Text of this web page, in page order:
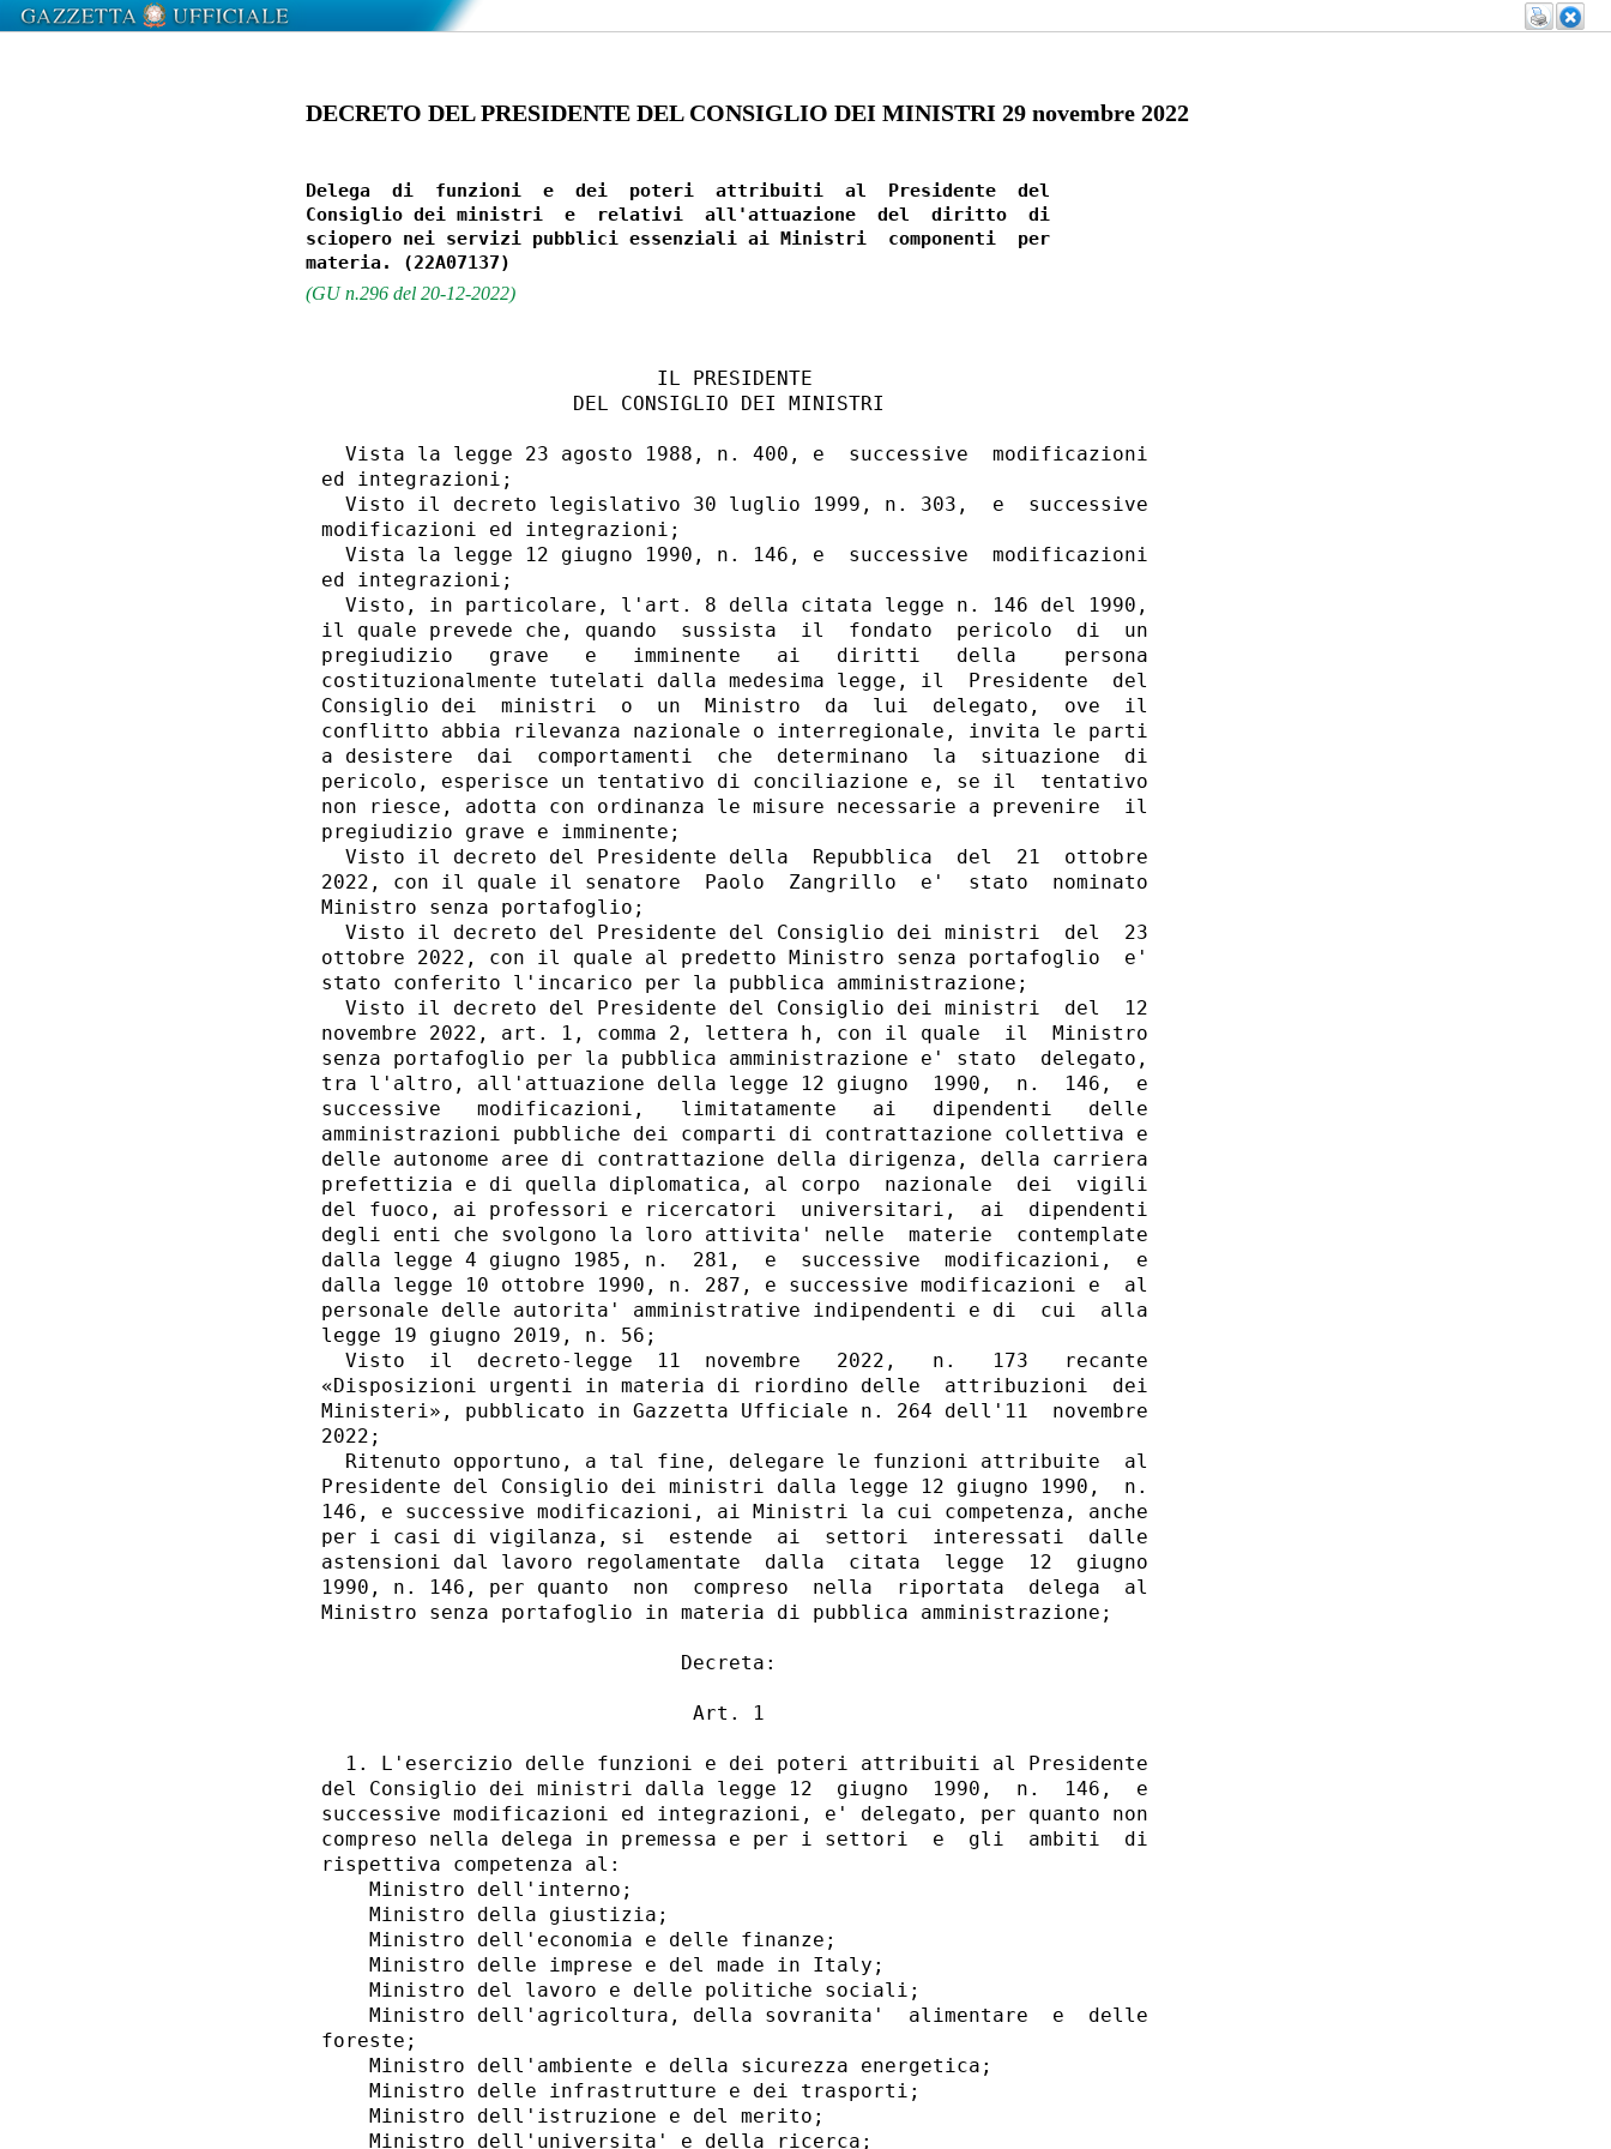
DECRETO DEL PRESIDENTE DEL CONSIGLIO DEI MINISTRI 29 novembre 2022
Delega  di  funzioni  e  dei  poteri  attribuiti  al  Presidente  del
Consiglio dei ministri  e  relativi  all'attuazione  del  diritto  di
sciopero nei servizi pubblici essenziali ai Ministri  componenti  per
(GU n.296 del 20-12-2022)
                            IL PRESIDENTE
                     DEL CONSIGLIO DEI MINISTRI
  Vista la legge 23 agosto 1988, n. 400, e  successive  modificazioni
ed integrazioni;
  Visto il decreto legislativo 30 luglio 1999, n. 303,  e  successive
modificazioni ed integrazioni;
  Vista la legge 12 giugno 1990, n. 146, e  successive  modificazioni
ed integrazioni;
  Visto, in particolare, l'art. 8 della citata legge n. 146 del 1990,
il quale prevede che, quando  sussista  il  fondato  pericolo  di  un
pregiudizio   grave   e   imminente   ai   diritti   della    persona
costituzionalmente tutelati dalla medesima legge, il  Presidente  del
Consiglio dei  ministri  o  un  Ministro  da  lui  delegato,  ove  il
conflitto abbia rilevanza nazionale o interregionale, invita le parti
a desistere  dai  comportamenti  che  determinano  la  situazione  di
pericolo, esperisce un tentativo di conciliazione e, se il  tentativo
non riesce, adotta con ordinanza le misure necessarie a prevenire  il
pregiudizio grave e imminente;
  Visto il decreto del Presidente della  Repubblica  del  21  ottobre
2022, con il quale il senatore  Paolo  Zangrillo  e'  stato  nominato
Ministro senza portafoglio;
  Visto il decreto del Presidente del Consiglio dei ministri  del  23
ottobre 2022, con il quale al predetto Ministro senza portafoglio  e'
stato conferito l'incarico per la pubblica amministrazione;
  Visto il decreto del Presidente del Consiglio dei ministri  del  12
novembre 2022, art. 1, comma 2, lettera h, con il quale  il  Ministro
senza portafoglio per la pubblica amministrazione e' stato  delegato,
tra l'altro, all'attuazione della legge 12 giugno  1990,  n.  146,  e
successive   modificazioni,   limitatamente   ai   dipendenti   delle
amministrazioni pubbliche dei comparti di contrattazione collettiva e
delle autonome aree di contrattazione della dirigenza, della carriera
prefettizia e di quella diplomatica, al corpo  nazionale  dei  vigili
del fuoco, ai professori e ricercatori  universitari,  ai  dipendenti
degli enti che svolgono la loro attivita' nelle  materie  contemplate
dalla legge 4 giugno 1985, n.  281,  e  successive  modificazioni,  e
dalla legge 10 ottobre 1990, n. 287, e successive modificazioni e  al
personale delle autorita' amministrative indipendenti e di  cui  alla
legge 19 giugno 2019, n. 56;
  Visto  il  decreto-legge  11  novembre   2022,   n.   173   recante
«Disposizioni urgenti in materia di riordino delle  attribuzioni  dei
Ministeri», pubblicato in Gazzetta Ufficiale n. 264 dell'11  novembre
2022;
  Ritenuto opportuno, a tal fine, delegare le funzioni attribuite  al
Presidente del Consiglio dei ministri dalla legge 12 giugno 1990,  n.
146, e successive modificazioni, ai Ministri la cui competenza, anche
per i casi di vigilanza, si  estende  ai  settori  interessati  dalle
astensioni dal lavoro regolamentate  dalla  citata  legge  12  giugno
1990, n. 146, per quanto  non  compreso  nella  riportata  delega  al
Ministro senza portafoglio in materia di pubblica amministrazione;
                              Decreta:
                               Art. 1
  1. L'esercizio delle funzioni e dei poteri attribuiti al Presidente
del Consiglio dei ministri dalla legge 12  giugno  1990,  n.  146,  e
successive modificazioni ed integrazioni, e' delegato, per quanto non
compreso nella delega in premessa e per i settori  e  gli  ambiti  di
rispettiva competenza al:
    Ministro dell'interno;
    Ministro della giustizia;
    Ministro dell'economia e delle finanze;
    Ministro delle imprese e del made in Italy;
    Ministro del lavoro e delle politiche sociali;
    Ministro dell'agricoltura, della sovranita'  alimentare  e  delle
foreste;
    Ministro dell'ambiente e della sicurezza energetica;
    Ministro delle infrastrutture e dei trasporti;
    Ministro dell'istruzione e del merito;
    Ministro dell'universita' e della ricerca;